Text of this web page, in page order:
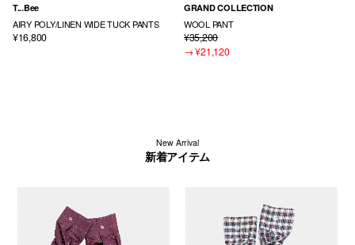
T...Bee
AIRY POLY/LINEN WIDE TUCK PANTS
¥16,800
GRAND COLLECTION
WOOL PANT
¥35,200
→¥21,120
New Arrival
新着アイテム